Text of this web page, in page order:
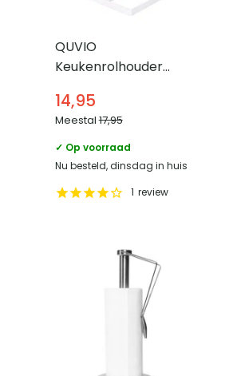
QUVIO
Keukenrolhouder
14,95
Meestal17,95
✓ Op voorraad
Nu besteld, dinsdag in huis
1 review